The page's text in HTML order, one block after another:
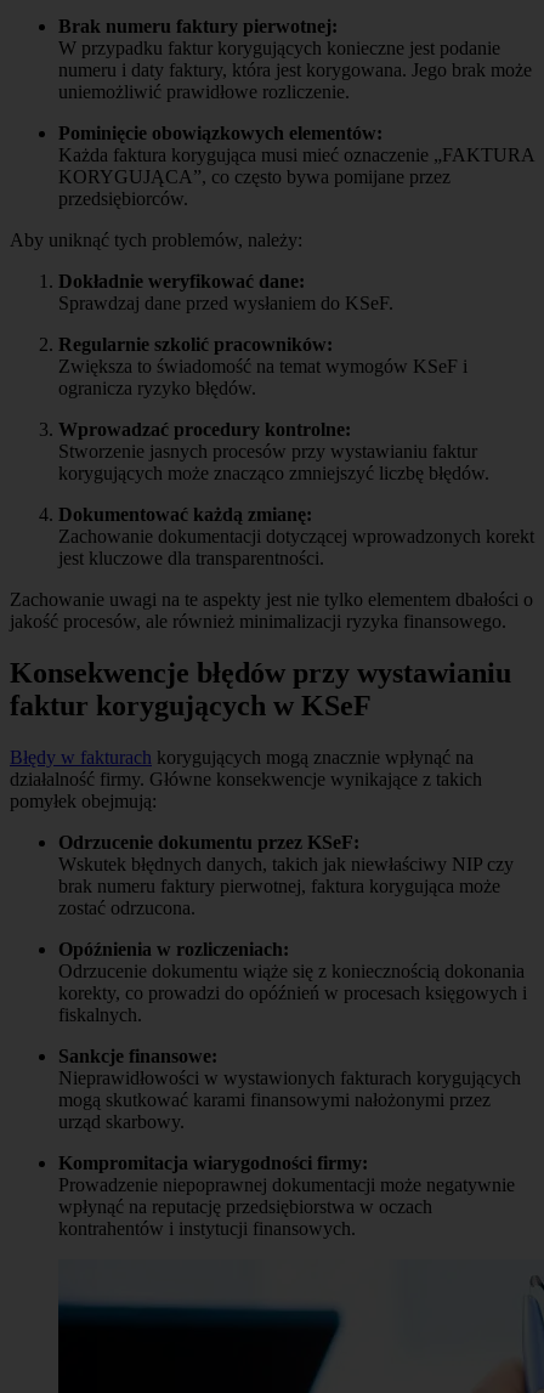
Brak numeru faktury pierwotnej:
W przypadku faktur korygujących konieczne jest podanie
numeru i daty faktury, która jest korygowana. Jego brak może
uniemożliwić prawidłowe rozliczenie.
Pominięcie obowiązkowych elementów:
Każda faktura korygująca musi mieć oznaczenie „FAKTURA
KORYGUJĄCA”, co często bywa pomijane przez
przedsiębiorców.
Aby uniknąć tych problemów, należy:
Dokładnie weryfikować dane:
Sprawdzaj dane przed wysłaniem do KSeF.
Regularnie szkolić pracowników:
Zwiększa to świadomość na temat wymogów KSeF i
ogranicza ryzyko błędów.
Wprowadzać procedury kontrolne:
Stworzenie jasnych procesów przy wystawianiu faktur
korygujących może znacząco zmniejszyć liczbę błędów.
Dokumentować każdą zmianę:
Zachowanie dokumentacji dotyczącej wprowadzonych korekt
jest kluczowe dla transparentności.
Zachowanie uwagi na te aspekty jest nie tylko elementem dbałości o
jakość procesów, ale również minimalizacji ryzyka finansowego.
Konsekwencje błędów przy wystawianiu
faktur korygujących w KSeF
Błędy w fakturach korygujących mogą znacznie wpłynąć na
działalność firmy. Główne konsekwencje wynikające z takich
pomyłek obejmują:
Odrzucenie dokumentu przez KSeF:
Wskutek błędnych danych, takich jak niewłaściwy NIP czy
brak numeru faktury pierwotnej, faktura korygująca może
zostać odrzucona.
Opóźnienia w rozliczeniach:
Odrzucenie dokumentu wiąże się z koniecznością dokonania
korekty, co prowadzi do opóźnień w procesach księgowych i
fiskalnych.
Sankcje finansowe:
Nieprawidłowości w wystawionych fakturach korygujących
mogą skutkować karami finansowymi nałożonymi przez
urząd skarbowy.
Kompromitacja wiarygodności firmy:
Prowadzenie niepoprawnej dokumentacji może negatywnie
wpłynąć na reputację przedsiębiorstwa w oczach
kontrahentów i instytucji finansowych.